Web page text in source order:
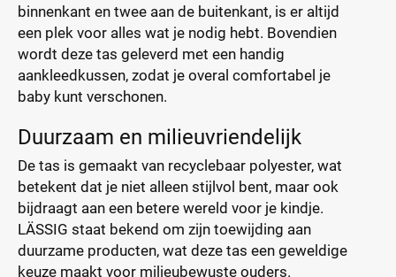
binnenkant en twee aan de buitenkant, is er altijd
een plek voor alles wat je nodig hebt. Bovendien
wordt deze tas geleverd met een handig
aankleedkussen, zodat je overal comfortabel je
baby kunt verschonen.
Duurzaam en milieuvriendelijk
De tas is gemaakt van recyclebaar polyester, wat
betekent dat je niet alleen stijlvol bent, maar ook
bijdraagt aan een betere wereld voor je kindje.
LÄSSIG staat bekend om zijn toewijding aan
duurzame producten, wat deze tas een geweldige
keuze maakt voor milieubewuste ouders.